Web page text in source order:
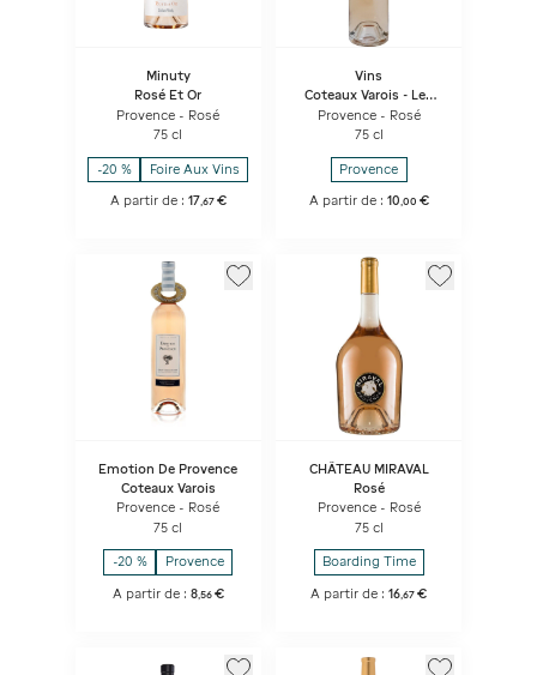
Minuty
Rosé Et Or
Provence - Rosé
75 cl
-20 % Foire Aux Vins
A partir de : 17,67 €
Vins
Coteaux Varois - Les
Reflets
Provence - Rosé
75 cl
Provence
A partir de : 10,00 €
Emotion De Provence
Coteaux Varois
Provence - Rosé
75 cl
-20 % Provence
A partir de : 8,56 €
CHÂTEAU MIRAVAL
Rosé
Provence - Rosé
75 cl
Boarding Time
A partir de :16,67 €